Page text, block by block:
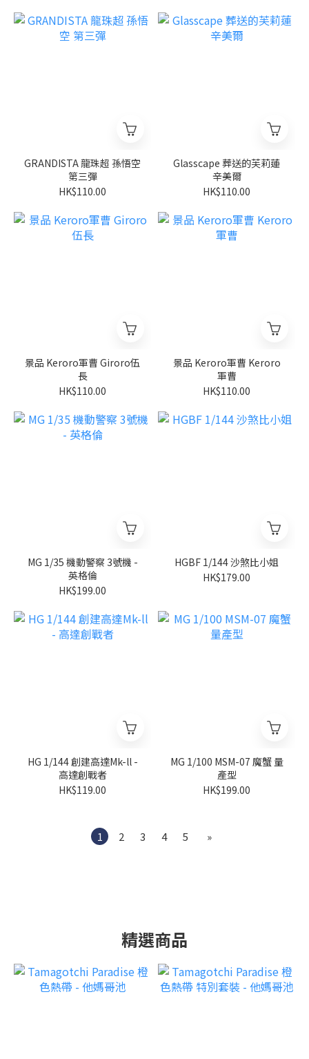
GRANDISTA 龍珠超 孫悟空
第三彈
HK$110.00
Glasscape 葬送的芙莉蓮
辛美爾
HK$110.00
景品 Keroro軍曹 Giroro伍
長
HK$110.00
景品 Keroro軍曹 Keroro
軍曹
HK$110.00
MG 1/35 機動警察 3號機 -
英格倫
HK$199.00
HGBF 1/144 沙煞比小姐
HK$179.00
HG 1/144 創建高達Mk-ll -
高達創戰者
HK$119.00
MG 1/100 MSM-07 魔蟹 量
產型
HK$199.00
1 2 3 4 5 »
精選商品